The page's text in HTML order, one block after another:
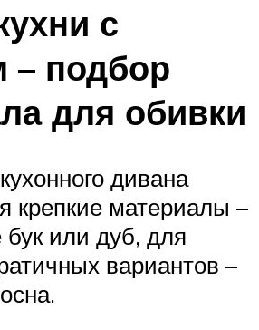
с
– подбор
для обивки
дивана
крепкие материалы –
или дуб, для
вариантов –